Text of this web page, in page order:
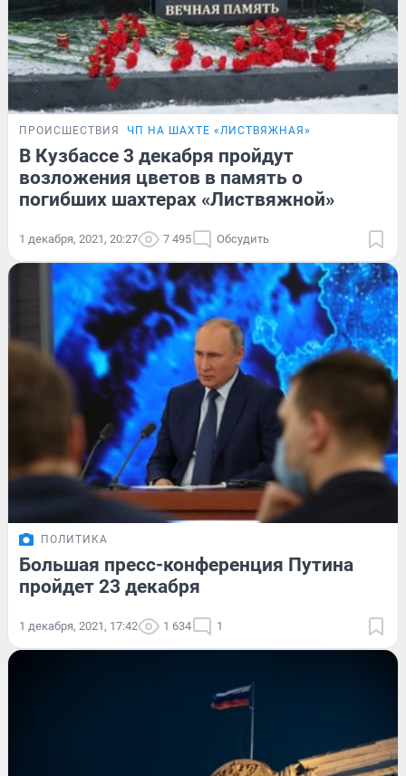
ПРОИСШЕСТВИЯ ЧП НА ШАХТЕ «ЛИСТВЯЖНАЯ»
В Кузбассе 3 декабря пройдут
возложения цветов в память о
погибших шахтерах «Листвяжной»
1 декабря, 2021, 20:27 7 495 Обсудить
ПОЛИТИКА
Большая пресс-конференция Путина
пройдет 23 декабря
1 декабря, 2021, 17:42 1 634 1